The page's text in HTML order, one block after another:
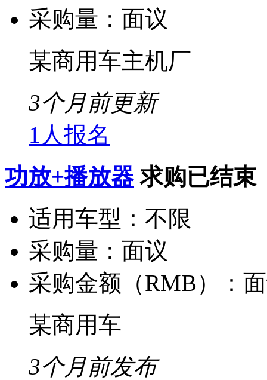
采购量： 面议
某商用车主机厂
3个月前更新
1人报名
功放+播放器 求购已结束
适用车型： 不限
采购量： 面议
采购金额（RMB）：
某商用车
3个月前发布